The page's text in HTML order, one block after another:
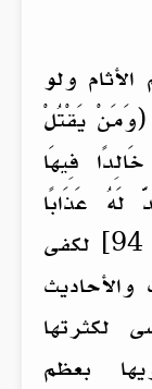
ولو
(وَمَنْ يَقْتُلْ
فِيهَا
لَهُ عَذَابًا
عَظِيمًا (93) [النساء : 93 ، 94] لكفى
لكثرتها
بعظم